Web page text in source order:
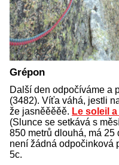
Grépon
Další den odpočíváme a
(3482). Víťa váhá, jestli
že jasněěěěě. Le soleil
(Slunce se setkává s
850 metrů dlouhá, má
není žádná odpočinková
5c.